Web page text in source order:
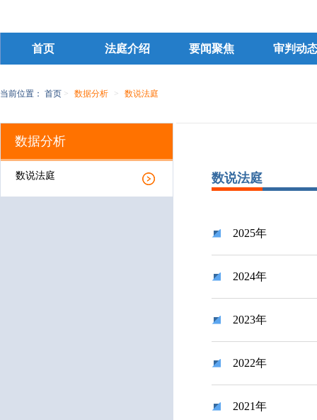
首页 法庭介绍 要闻聚焦 审判动
当前位置： 首页 > 数据分析 > 数说法庭
数据分析
数说法庭 数说法庭
2025年
2024年
2023年
2022年
2021年